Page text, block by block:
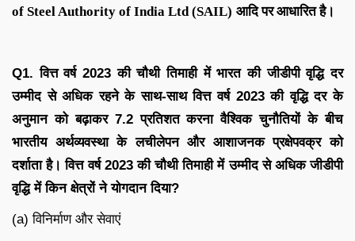
of Steel Authority of India Ltd (SAIL) आदिपर आधारित है।
Q1. वित्त वर्ष 2023 की चौथी तिमाही में भारत की जीडीपी वृद्धि दर
उम्मीद से अधिक रहने के साथ-साथ वित्त वर्ष 2023 की वृद्धि दर के
अनुमान को बढ़ाकर 7.2 प्रतिशत करना वैश्विक चुनौतियों के बीच
भारतीय अर्थव्यवस्था के लचीलेपन और आशाजनक प्रक्षेपवक्र को
दर्शाता है। वित्त वर्ष 2023 की चौथी तिमाही में उम्मीद से अधिक जीडीपी
वृद्धि में किन क्षेत्रों ने योगदान दिया?
(a) विनिर्माण और सेवाएं